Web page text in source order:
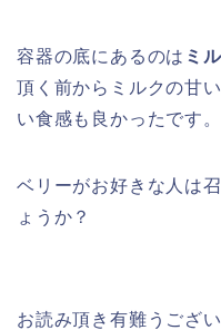
容器の底にあるのは ミ
頂く前からミルクの甘
い食感も良かったです。
ベリーがお好きな人は
ょうか？
お読み頂き有難うござ